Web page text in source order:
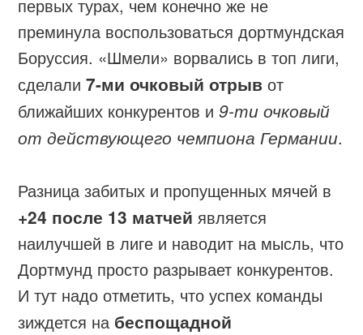
первых турах, чем конечно же не
преминула воспользоваться дортмундская
Боруссия. «Шмели» ворвались в топ лиги,
сделали7-ми очковый отрыв от
ближайших конкурентов и9-ти очковый
от действующего чемпиона Германии.
Разница забитых и пропущенных мячей в
+24 после 13 матчей является
наилучшей в лиге и наводит на мысль, что
Дортмунд просто разрывает конкурентов.
И тут надо отметить, что успех команды
зиждется на беспощадной